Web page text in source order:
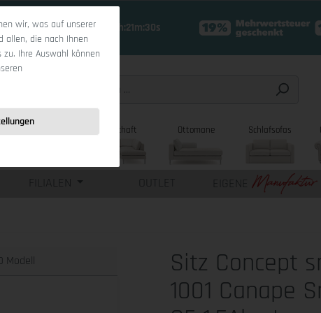
18 Tage 8h:21m:29s
Wohnlandschaft Ottomane Schlafsofas
FILIALEN OUTLET EIGENE
Modell
Sitz Concept
1001 Canape
wir, was auf unserer
allen, die nach Ihnen
Ihre Auswahl können